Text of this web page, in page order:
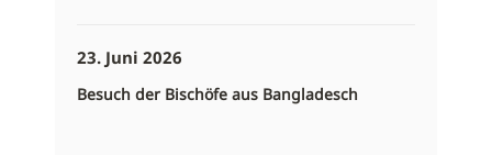
23. Juni 2026
Besuch der Bischöfe aus Bangladesch